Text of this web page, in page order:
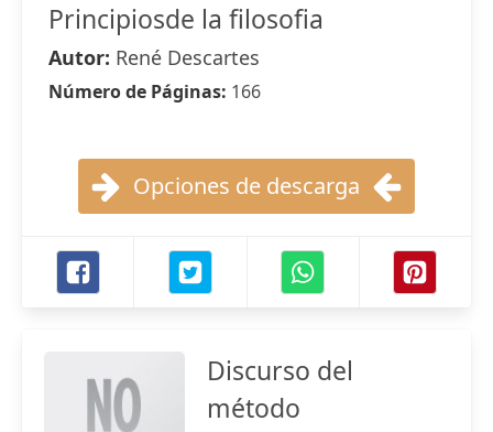
Principiosde la filosofia
Autor: René Descartes
Número de Páginas: 166
Opciones de descarga
Discurso del
método